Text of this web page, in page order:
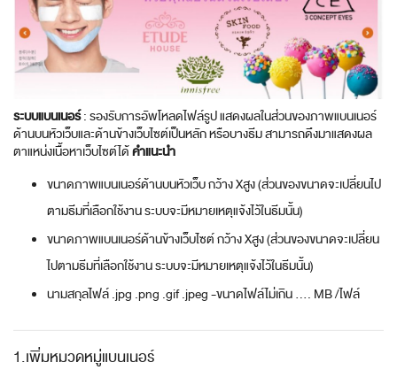
ระบบแบนเนอร์: รองรับการอัพโหลดไฟล์รูป แสดงผลในส่วนของภาพแบนเนอร์
ด้านบนหัวเว็บและด้านข้างเว็บไซต์เป็นหลัก หรือบางธีม สามารถดึงมาแสดงผล
ตาแหน่งเนื้อหาเว็บไซต์ได้คำแนะนำ
ขนาดภาพแบนเนอร์ด้านบนหัวเว็บ กว้าง Xสูง (ส่วนของขนาดจะเปลี่ยนไป
ตามธีมที่เลือกใช้งาน ระบบจะมีหมายเหตุแจ้งไว้ในธีมนั้น)
ขนาดภาพแบนเนอร์ด้านข้างเว็บไซต์ กว้าง Xสูง (ส่วนของขนาดจะเปลี่ยน
ไปตามธีมที่เลือกใช้งาน ระบบจะมีหมายเหตุแจ้งไว้ในธีมนั้น)
นามสกุลไฟล์ .jpg .png .gif .jpeg -ขนาดไฟล์ไม่เกิน .... MB /ไฟล์
1.เพิ่มหมวดหมู่แบนเนอร์